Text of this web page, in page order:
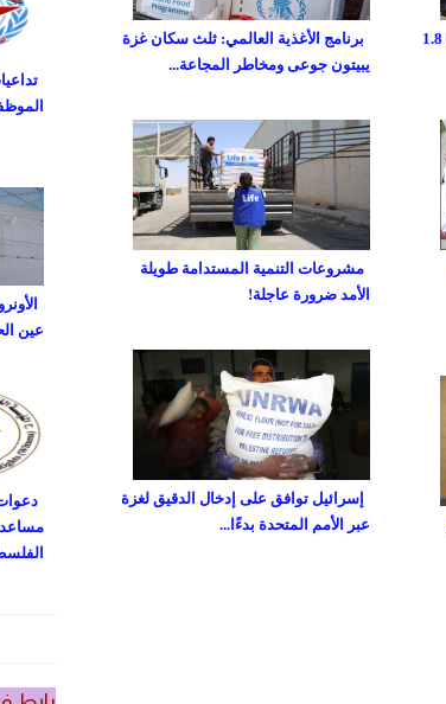
صندوق غزة الإنساني: توزيع أكثر من 1.8
برنامج الأغذية العالمي: ثلث سكان غزة
يبيتون جوعى ومخاطر المجاعة...
مشروعات التنمية المستدامة طويلة
الأمد ضرورة عاجلة!
إسرائيل توافق على إدخال الدقيق لغزة
عبر الأمم المتحدة بدءًا...
عين